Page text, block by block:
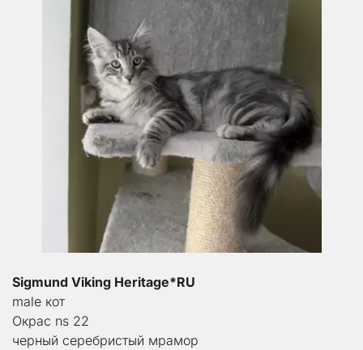
Sigmund Viking Heritage*RU
male кот
Окрас ns 22
черный серебристый мрамор